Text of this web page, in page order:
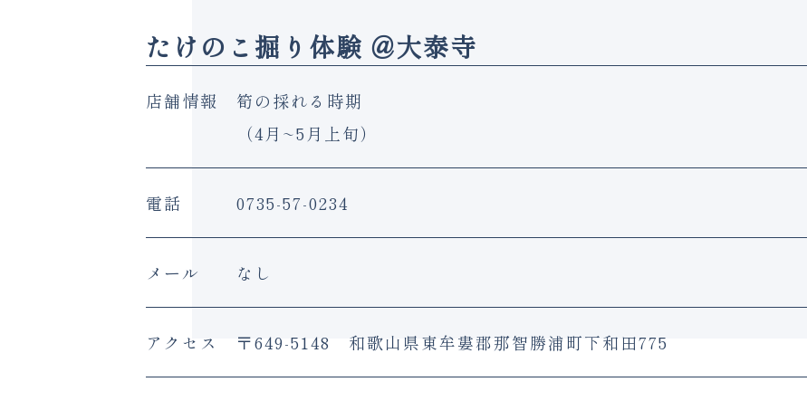
たけのこ掘り体験 @大泰寺
店舗情報
筍の採れる時期
（4月~5月上旬）
電話 0735-57-0234
メール なし
アクセス 〒649-5148 和歌山県東牟婁郡那智勝浦町下和田775